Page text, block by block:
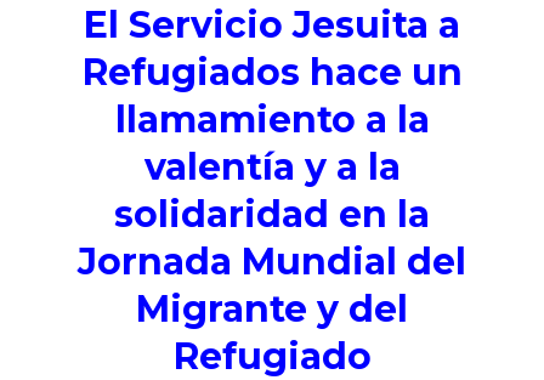
El Servicio Jesuita a
Refugiados hace un
llamamiento a la
valentía y a la
solidaridad en la
Jornada Mundial del
Migrante y del
Refugiado